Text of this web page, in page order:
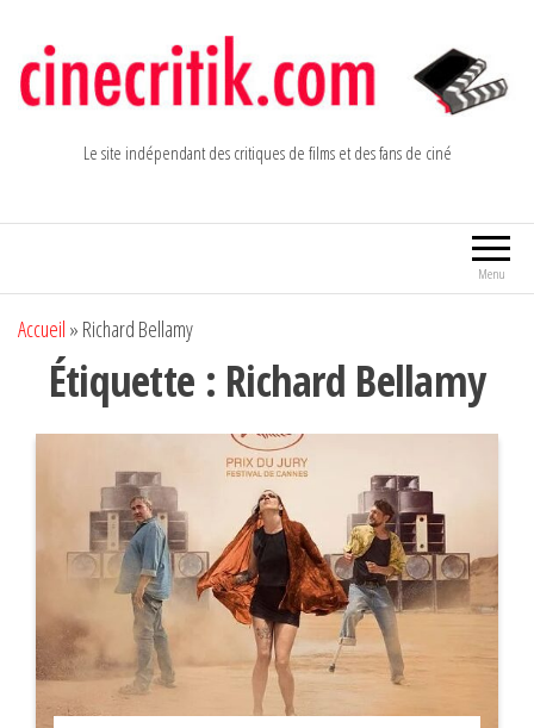
contenu
Le site indépendant des critiques de films et des fans de ciné
Menu
Accueil » Richard Bellamy
Étiquette : Richard Bellamy